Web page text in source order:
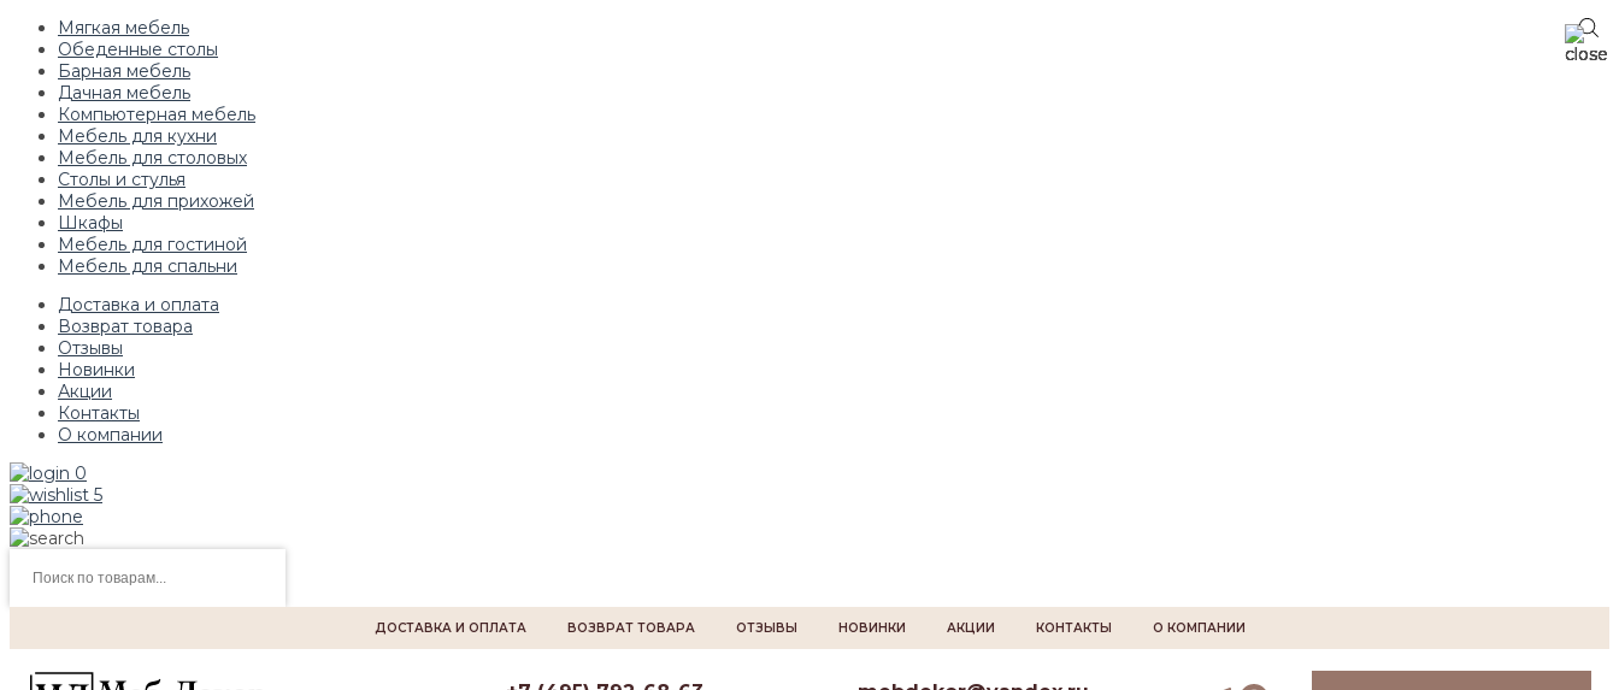
Мягкая мебель
Обеденные столы
Барная мебель
Дачная мебель
Компьютерная мебель
Мебель для кухни
Мебель для столовых
Столы и стулья
Мебель для прихожей
Шкафы
Мебель для гостиной
Мебель для спальни
Доставка и оплата
Возврат товара
Отзывы
Новинки
Акции
Контакты
О компании
0
5
товаров
ДОСТАВКА И ОПЛАТА ВОЗВРАТ ТОВАРА ОТЗЫВЫ НОВИНКИ АКЦИИ КОНТАКТЫ О КОМПАНИИ